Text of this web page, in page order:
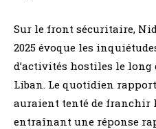
Sur le front sécuritaire,
2025 évoque les
d’activités hostiles le long
Liban. Le quotidien
auraient tenté de franchir
entraînant une réponse